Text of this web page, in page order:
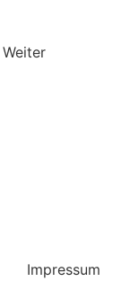
Weiter
Impressum